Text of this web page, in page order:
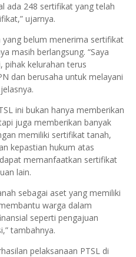
ada 248 sertifikat yang telah
ujarnya.
belum menerima sertifikat
masih berlangsung. “Saya
pihak kelurahan terus
dan berusaha untuk melayani
ini bukan hanya memberikan
juga memberikan banyak
memiliki sertifikat tanah,
kepastian hukum atas
memanfaatkan sertifikat
lain.
sebagai aset yang memiliki
warga dalam
seperti pengajuan
tambahnya.
pelaksanaan PTSL di